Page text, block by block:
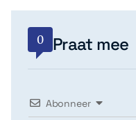
0 Praat mee
Abonneer